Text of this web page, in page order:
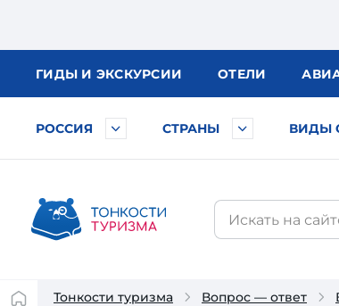
ГИДЫ И ЭКСКУРСИИ ОТЕЛИ
РОССИЯ СТРАНЫ ВИДЫ
Тонкости туризма Вопрос — ответ